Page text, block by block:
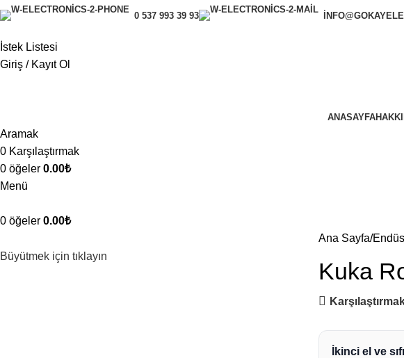
0 537 993 39 93
İstek Listesi
Giriş / Kayıt Ol
ANASAYFA
Aramak
0 Karşılaştırmak
0 öğeler 0.00₺
Menü
0 öğeler 0.00₺
Büyütmek için tıklayın
Ana Sayfa
Kuka
İkinci el ve